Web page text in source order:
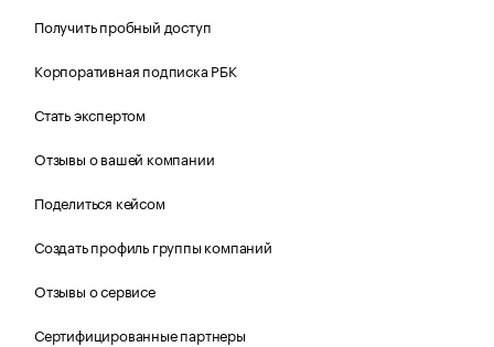
Получить пробный доступ
Корпоративная подписка РБК
Стать экспертом
Отзывы о вашей компании
Поделиться кейсом
Создать профиль группы компаний
Отзывы о сервисе
Сертифицированные партнеры